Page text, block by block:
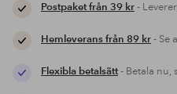
Postpaket från 39 kr-
Hemleverans från 89 kr- Se
Flexibla betalsätt- Betala nu,